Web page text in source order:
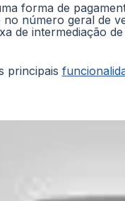
forma de
número geral de
de intermediação
principais